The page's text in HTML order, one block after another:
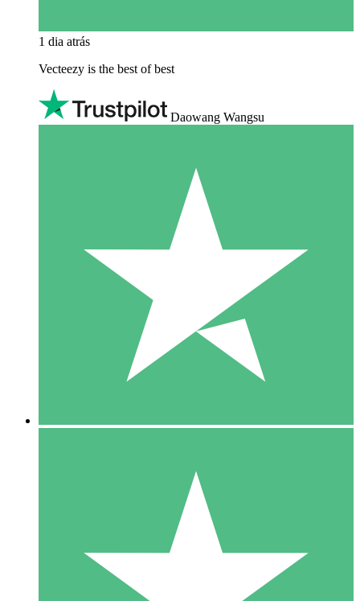
1 dia atrás
Vecteezy is the best of best
Daowang Wangsu